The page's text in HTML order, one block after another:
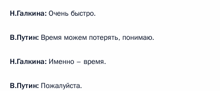
Н.Галкина: Очень быстро.
В.Путин: Время можем потерять, понимаю.
Н.Галкина: Именно – время.
В.Путин: Пожалуйста.